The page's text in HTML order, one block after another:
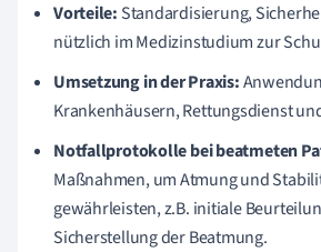
Vorteile: Standardisierung,
nützlich im Medizinstudium zur
Umsetzung in der Praxis:
Krankenhäusern, Rettungsdienst
Notfallprotokolle bei beatmeten
Maßnahmen, um Atmung und
gewährleisten, z.B. initiale
Sicherstellung der Beatmung.